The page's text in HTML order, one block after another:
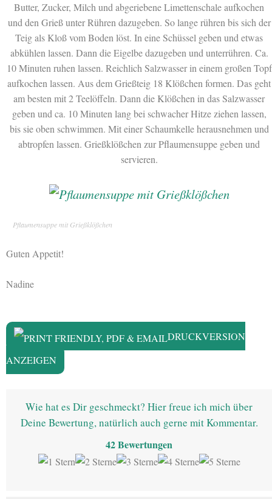
Butter, Zucker, Milch und abgeriebene Limettenschale aufkochen
und den Grieß unter Rühren dazugeben. So lange rühren bis sich der
Teig als Kloß vom Boden löst. In eine Schüssel geben und etwas
abkühlen lassen. Dann die Eigelbe dazugeben und unterrühren. Ca.
10 Minuten ruhen lassen. Reichlich Salzwasser in einem großen Topf
aufkochen lassen. Aus dem Grießteig 18 Klößchen formen. Das geht
am besten mit 2 Teelöffeln. Dann die Klößchen in das Salzwasser
geben und ca. 10 Minuten lang bei schwacher Hitze ziehen lassen,
bis sie oben schwimmen. Mit einer Schaumkelle herausnehmen und
abtropfen lassen. Grießklößchen zur Pflaumensuppe geben und
servieren.
Pflaumensuppe mit Grießklößchen
Guten Appetit!
Nadine
DRUCKVERSION
ANZEIGEN
Wie hat es Dir geschmeckt? Hier freue ich mich über
Deine Bewertung, natürlich auch gerne mit Kommentar.
42Bewertungen